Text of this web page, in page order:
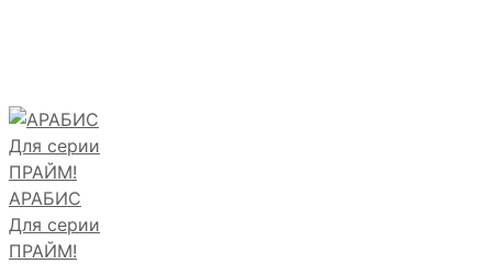
АРАБИС
Для серии
ПРАЙМ!